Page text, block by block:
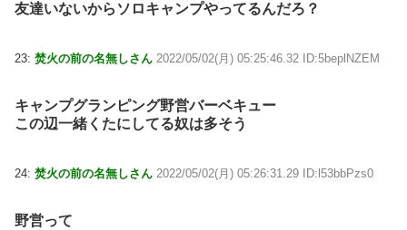
友達いないからソロキャンプやってるんだろ？
23: 焚火の前の名無しさん 2022/05/02(月) 05:25:46.32 ID:5beplNZEM
キャンプグランピング野営バーベキュー
この辺一緒くたにしてる奴は多そう
24: 焚火の前の名無しさん 2022/05/02(月) 05:26:31.29 ID:l53bbPzs0
野営って